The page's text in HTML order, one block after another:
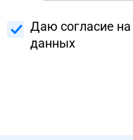
Даю согласие на
данных